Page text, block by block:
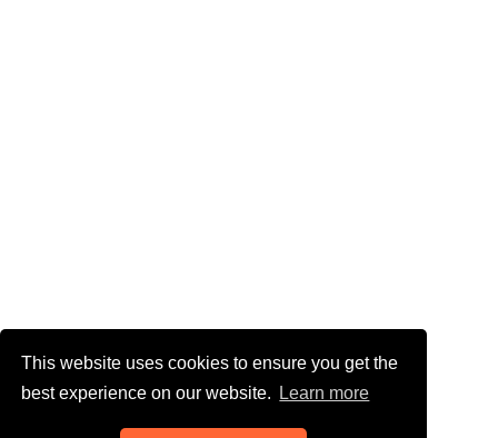
This website uses cookies to ensure you get the
best experience on our website.
Learn more